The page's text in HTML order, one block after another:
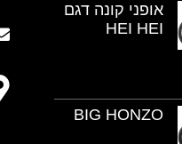
אופני קונה דגם
HEI HEI
BIG HONZO